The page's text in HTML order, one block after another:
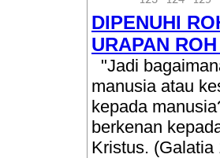
DIPENUHI
URAPAN
"Jadi
manusia atau
kepada
berkenan
Kristus. (Galatia